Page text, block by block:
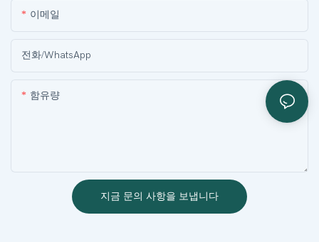
이메일
전화/WhatsApp
함유량
지금 문의 사항을 보냅니다